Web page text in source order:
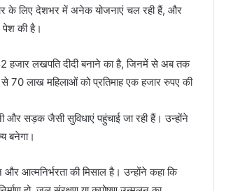
के लिए देशभर में अनेक योजनाएं चल रही हैं, और
पेश की है।
हजार लखपति दीदी बनाने का है, जिनमें से अब तक
से 70 लाख महिलाओं को प्रतिमाह एक हजार रुपए की
और सड़क जैसी सुविधाएं पहुंचाई जा रही हैं। उन्होंने
बनेगा।
आत्मनिर्भरता की मिसाल है। उन्होंने कहा कि